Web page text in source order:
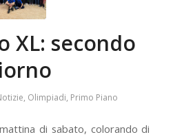
XL: secondo
, Olimpiadi, Primo Piano
di sabato, colorando di